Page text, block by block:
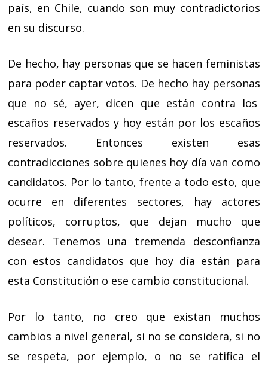
país, en Chile, cuando son muy contradictorios
en su discurso.
De hecho, hay personas que se hacen feministas
para poder captar votos. De hecho hay personas
que no sé, ayer, dicen que están contra los
escaños reservados y hoy están por los escaños
reservados. Entonces existen esas
contradicciones sobre quienes hoy día van como
candidatos. Por lo tanto, frente a todo esto, que
ocurre en diferentes sectores, hay actores
políticos, corruptos, que dejan mucho que
desear. Tenemos una tremenda desconfianza
con estos candidatos que hoy día están para
esta Constitución o ese cambio constitucional.
Por lo tanto, no creo que existan muchos
cambios a nivel general, si no se considera, si no
se respeta, por ejemplo, o no se ratifica el